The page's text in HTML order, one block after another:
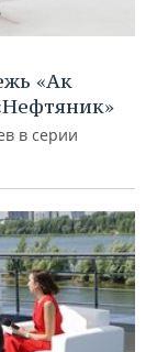
«Ак
в серии